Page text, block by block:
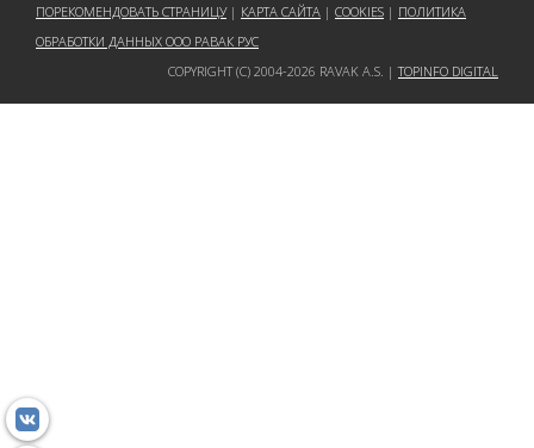
ПОРЕКОМЕНДОВАТЬ СТРАНИЦУ| КАРТА САЙТА | COOKIES | ПОЛИТИКА
ОБРАБОТКИ ДАННЫХ ООО РАВАК РУС
COPYRIGHT (C) 2004-2026 RAVAK A.S. |TOPINFO DIGITAL